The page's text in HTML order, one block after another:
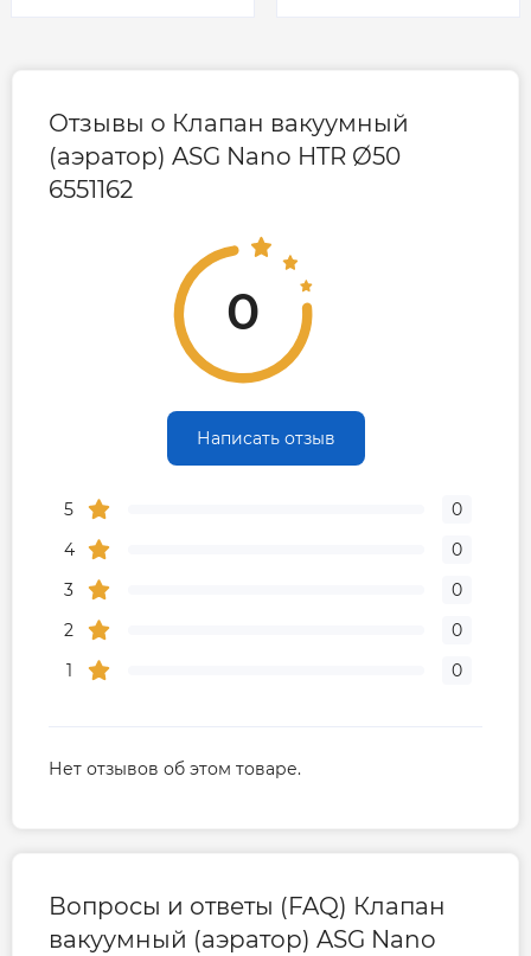
Отзывы о Клапан вакуумный
(аэратор) ASG Nano HTR Ø50
6551162
0
Написать отзыв
5
0
4
0
3
0
2
0
1
0
Нет отзывов об этом товаре.
Вопросы и ответы (FAQ) Клапан
вакуумный (аэратор) ASG Nano